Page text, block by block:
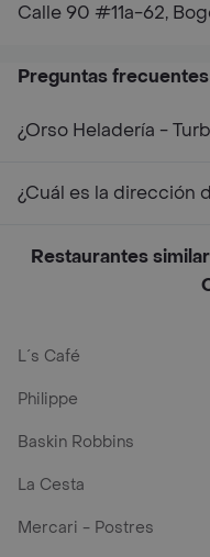
Calle 90 #11a-62,
Preguntas frecuentes
¿Orso Heladería -
¿Cuál es la dirección
Restaurantes
L´s Café
Philippe
Baskin Robbins
La Cesta
Mercari - Postres